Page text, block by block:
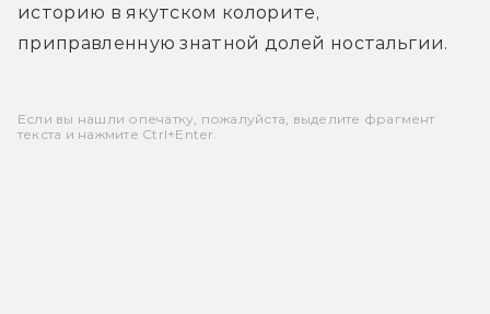
историю в якутском колорите,
приправленную знатной долей ностальгии.
Если вы нашли опечатку, пожалуйста, выделите фрагмент
текста и нажмите Ctrl+Enter.